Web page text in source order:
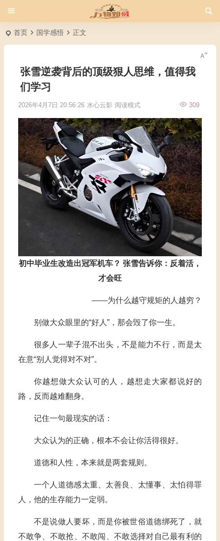
首页 国学感悟 正文
张雪逆袭背后的顶级狠人思维，值得我
们学习
2026年4月7日 20:56:26 水心云影 309
阅读模式
初中毕业生改造出冠军机车？ 张雪告诉你：反着活，
才会旺
——为什么越守规矩的人越穷？
别做大众眼里的“好人”，那会毁了你一生。
很多人一辈子混不出头，不是能力不行，而是太
在意“别人觉得对不对”。
你越想做大众认可的人，越想走大家都说好的
路，反而越难翻身。
记住一句最现实的话：
大众认为的正确，根本不会让你活得很好。
道德和人性，本来就是两套规则。
一个人道德感太重、太善良、太懂事、太怕得罪
人，他的生存能力一定弱。
不是说做人要坏，而是你被世俗道德绑死了，就
不敢争、不敢抢、不敢闯、不敢选择对自己最有利的